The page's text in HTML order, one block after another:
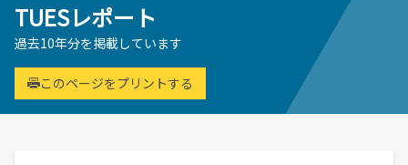
基本情報
組織･規程
情報メディアセンター(図書館)のご案内
です。
学年暦
成績評価・卒業認定・学位
証明書の発行
環境学部
環境学科
入試
学生生活
TUESレポート
過去10年分を掲載しています
このページをプリントする